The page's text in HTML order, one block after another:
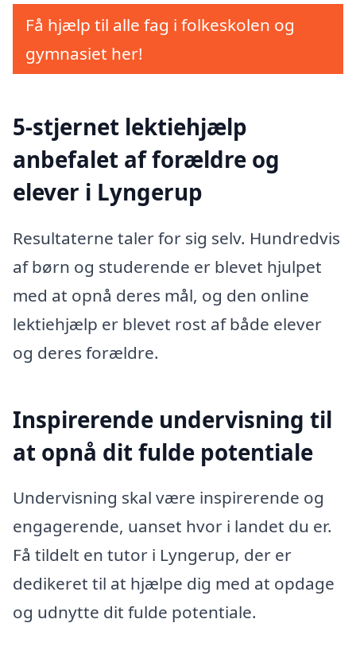
Få hjælp til alle fag i folkeskolen og
gymnasiet her!
5-stjernet lektiehjælp
anbefalet af forældre og
elever i Lyngerup
Resultaterne taler for sig selv. Hundredvis
af børn og studerende er blevet hjulpet
med at opnå deres mål, og den online
lektiehjælp er blevet rost af både elever
og deres forældre.
Inspirerende undervisning til
at opnå dit fulde potentiale
Undervisning skal være inspirerende og
engagerende, uanset hvor i landet du er.
Få tildelt en tutor i Lyngerup, der er
dedikeret til at hjælpe dig med at opdage
og udnytte dit fulde potentiale.